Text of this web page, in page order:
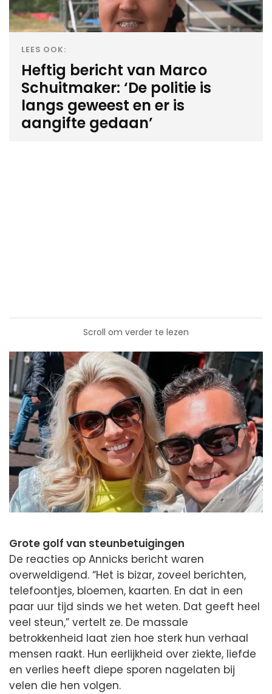
LEES OOK:
Heftig bericht van Marco
Schuitmaker: ‘De politie is
langs geweest en er is
aangifte gedaan’
Scroll om verder te lezen
Grote golf van steunbetuigingen
De reacties op Annicks bericht waren
overweldigend. “Het is bizar, zoveel berichten,
telefoontjes, bloemen, kaarten. En dat in een
paar uur tijd sinds we het weten. Dat geeft heel
veel steun,” vertelt ze. De massale
betrokkenheid laat zien hoe sterk hun verhaal
mensen raakt. Hun eerlijkheid over ziekte, liefde
en verlies heeft diepe sporen nagelaten bij
velen die hen volgen.